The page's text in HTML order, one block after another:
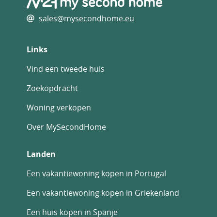
sales@mysecondhome.eu
Links
Vind een tweede huis
Zoekopdracht
Woning verkopen
Over MySecondHome
Landen
Een vakantiewoning kopen in Portugal
Een vakantiewoning kopen in Griekenland
Een huis kopen in Spanje